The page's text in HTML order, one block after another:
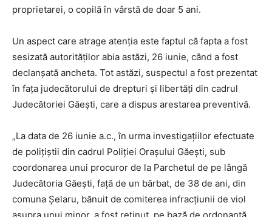
proprietarei, o copilă în vârstă de doar 5 ani.
Un aspect care atrage atenția este faptul că fapta a fost
sesizată autorităților abia astăzi, 26 iunie, când a fost
declanșată ancheta. Tot astăzi, suspectul a fost prezentat
în fața judecătorului de drepturi și libertăți din cadrul
Judecătoriei Găești, care a dispus arestarea preventivă.
„La data de 26 iunie a.c., în urma investigațiilor efectuate
de polițiștii din cadrul Poliției Orașului Găești, sub
coordonarea unui procuror de la Parchetul de pe lângă
Judecătoria Găești, față de un bărbat, de 38 de ani, din
comuna Șelaru, bănuit de comiterea infracțiunii de viol